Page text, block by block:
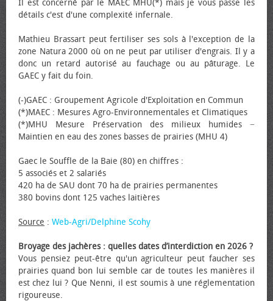
Il est concerné par le MAEC MHU(*) mais je vous passe les
détails c'est d'une complexité infernale.
Mathieu Brassart peut fertiliser ses sols à l'exception de la
zone Natura 2000 où on ne peut par utiliser d'engrais. Il y a
donc un retard autorisé au fauchage ou au pâturage. Le
GAEC y fait du foin.
(-)GAEC : Groupement Agricole d'Exploitation en Commun
(*)MAEC : Mesures Agro-Environnementales et Climatiques
(*)MHU Mesure Préservation des milieux humides −
Maintien en eau des zones basses de prairies (MHU 4)
Gaec le Souffle de la Baie (80) en chiffres :
5 associés et 2 salariés
420 ha de SAU dont 70 ha de prairies permanentes
380 bovins dont 125 vaches laitières
Source : Web-Agri/Delphine Scohy
Broyage des jachères : quelles dates d’interdiction en 2026 ?
Vous pensiez peut-être qu'un agriculteur peut faucher ses
prairies quand bon lui semble car de toutes les manières il
est chez lui ? Que Nenni, il est soumis à une réglementation
rigoureuse.